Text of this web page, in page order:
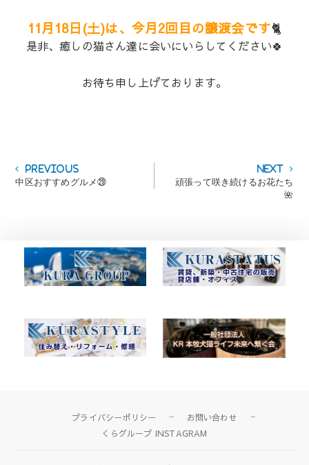
11月18日(土)は、今月2回目の譲渡会です🐈
是非、癒しの猫さん達に会いにいらしてください🍀
お待ち申し上げております。
投
稿
シ
ョ
PreviousPrevious
post:
中区おすすめグルメ㉙
Next
post:
頑張って咲き続けるお花たち
🌺
プライバシーポリシー
お問い合わせ
くらグループ INSTAGRAM